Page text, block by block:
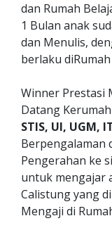
dan Rumah
1 Bulan anak
dan Menulis,
berlaku
Winner Prestasi
Datang
STIS, UI, UGM,
Berpengalaman
Pengerahan ke
untuk mengajar
Calistung yang
Mengaji di